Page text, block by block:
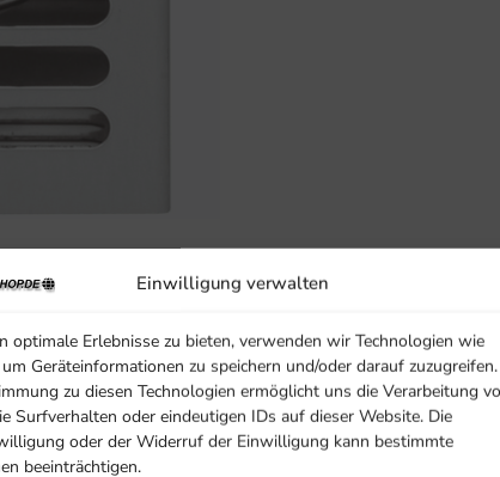
Einwilligung verwalten
optimale Erlebnisse zu bieten, verwenden wir Technologien wie
um Geräteinformationen zu speichern und/oder darauf zuzugreifen.
zu diesen Technologien ermöglicht uns die Verarbeitung
Surfverhalten oder eindeutigen IDs auf dieser Website. Die
oder der Widerruf der Einwilligung kann bestimmte
beeinträchtigen.